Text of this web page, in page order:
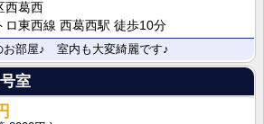
西葛西
ロ東西線 西葛西駅 徒歩10分
お部屋♪ 室内も大変綺麗です♪
室